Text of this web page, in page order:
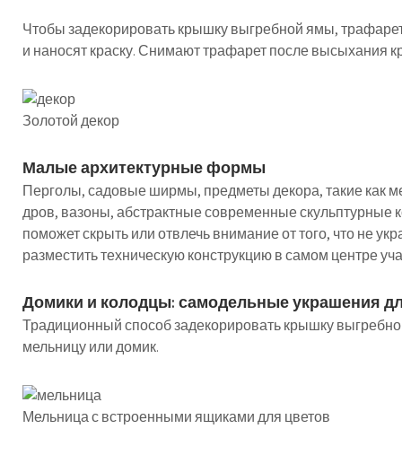
Чтобы задекорировать крышку выгребной ямы,
и наносят краску. Снимают трафарет после высыхания
Золотой декор
Малые архитектурные формы
Перголы, садовые ширмы, предметы декора, такие как
дров, вазоны, абстрактные современные скульптурные
поможет скрыть или отвлечь внимание от того, что не
разместить техническую конструкцию в самом центре
Домики и колодцы: самодельные украшения
Традиционный способ задекорировать крышку
мельницу или домик.
Мельница с встроенными ящиками для цветов